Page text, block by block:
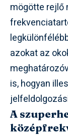
mögötte rejlő
azokat az
is, hogyan
A